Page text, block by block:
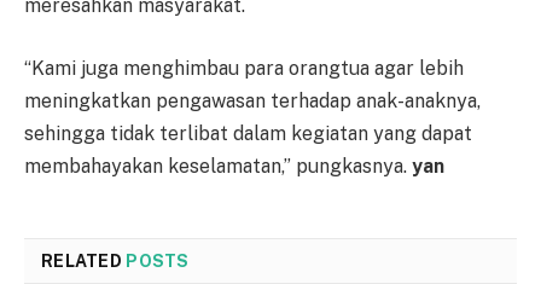
meresahkan masyarakat.
“Kami juga menghimbau para orangtua agar lebih
meningkatkan pengawasan terhadap anak-anaknya,
sehingga tidak terlibat dalam kegiatan yang dapat
membahayakan keselamatan,” pungkasnya. yan
RELATED POSTS